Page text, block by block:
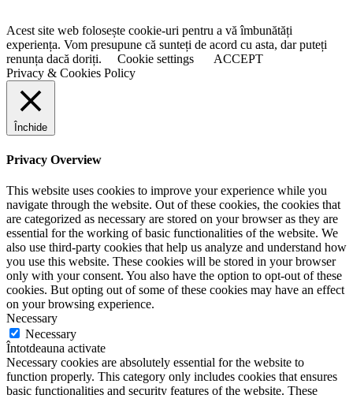
Acest site web folosește cookie-uri pentru a vă îmbunătăți
experiența. Vom presupune că sunteți de acord cu asta, dar puteți
renunța dacă doriți.
Cookie settings
ACCEPT
Privacy & Cookies Policy
Închide
Privacy Overview
This website uses cookies to improve your experience while you
navigate through the website. Out of these cookies, the cookies that
are categorized as necessary are stored on your browser as they are
essential for the working of basic functionalities of the website. We
also use third-party cookies that help us analyze and understand how
you use this website. These cookies will be stored in your browser
only with your consent. You also have the option to opt-out of these
cookies. But opting out of some of these cookies may have an effect
on your browsing experience.
Necessary
Necessary
Întotdeauna activate
Necessary cookies are absolutely essential for the website to
function properly. This category only includes cookies that ensures
basic functionalities and security features of the website. These